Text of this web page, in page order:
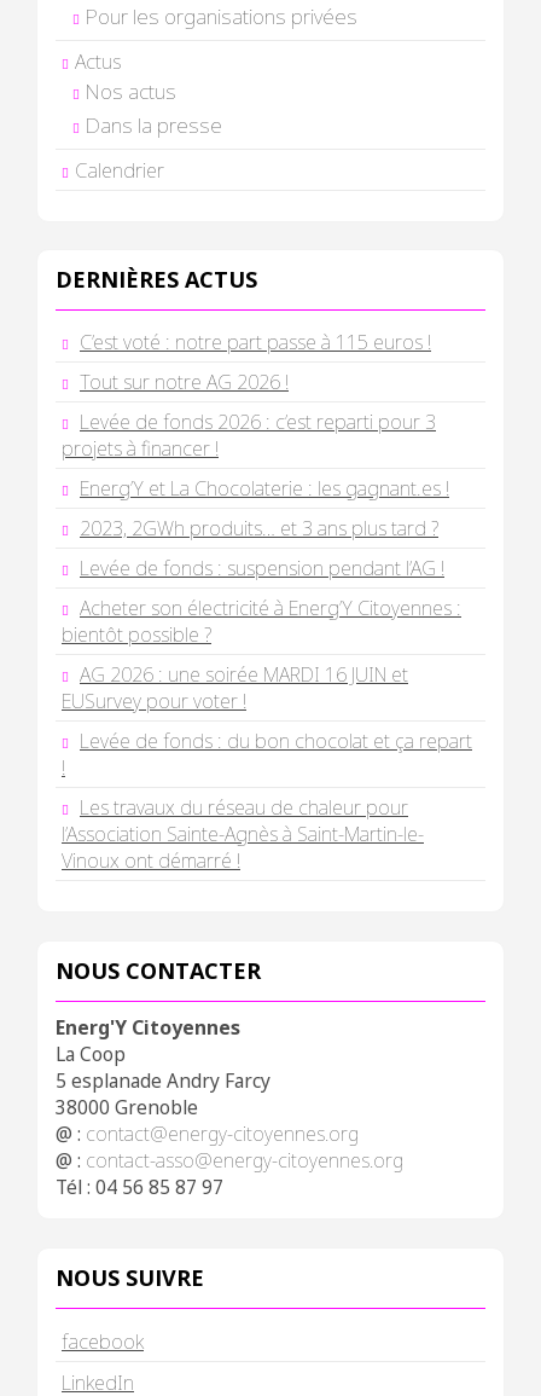
Pour les organisations privées
Actus
Nos actus
Dans la presse
Calendrier
DERNIÈRES ACTUS
C’est voté : notre part passe à 115 euros !
Tout sur notre AG 2026 !
Levée de fonds 2026 : c’est reparti pour 3
projets à financer !
Energ’Y et La Chocolaterie : les gagnant.es !
2023, 2GWh produits… et 3 ans plus tard ?
Levée de fonds : suspension pendant l’AG !
Acheter son électricité à Energ’Y Citoyennes :
bientôt possible ?
AG 2026 : une soirée MARDI 16 JUIN et
EUSurvey pour voter !
Levée de fonds : du bon chocolat et ça repart
!
Les travaux du réseau de chaleur pour
l’Association Sainte-Agnès à Saint-Martin-le-
Vinoux ont démarré !
NOUS CONTACTER
Energ'Y Citoyennes
La Coop
5 esplanade Andry Farcy
38000 Grenoble
@ : contact@energy-citoyennes.org
@ : contact-asso@energy-citoyennes.org
Tél : 04 56 85 87 97
NOUS SUIVRE
facebook
LinkedIn